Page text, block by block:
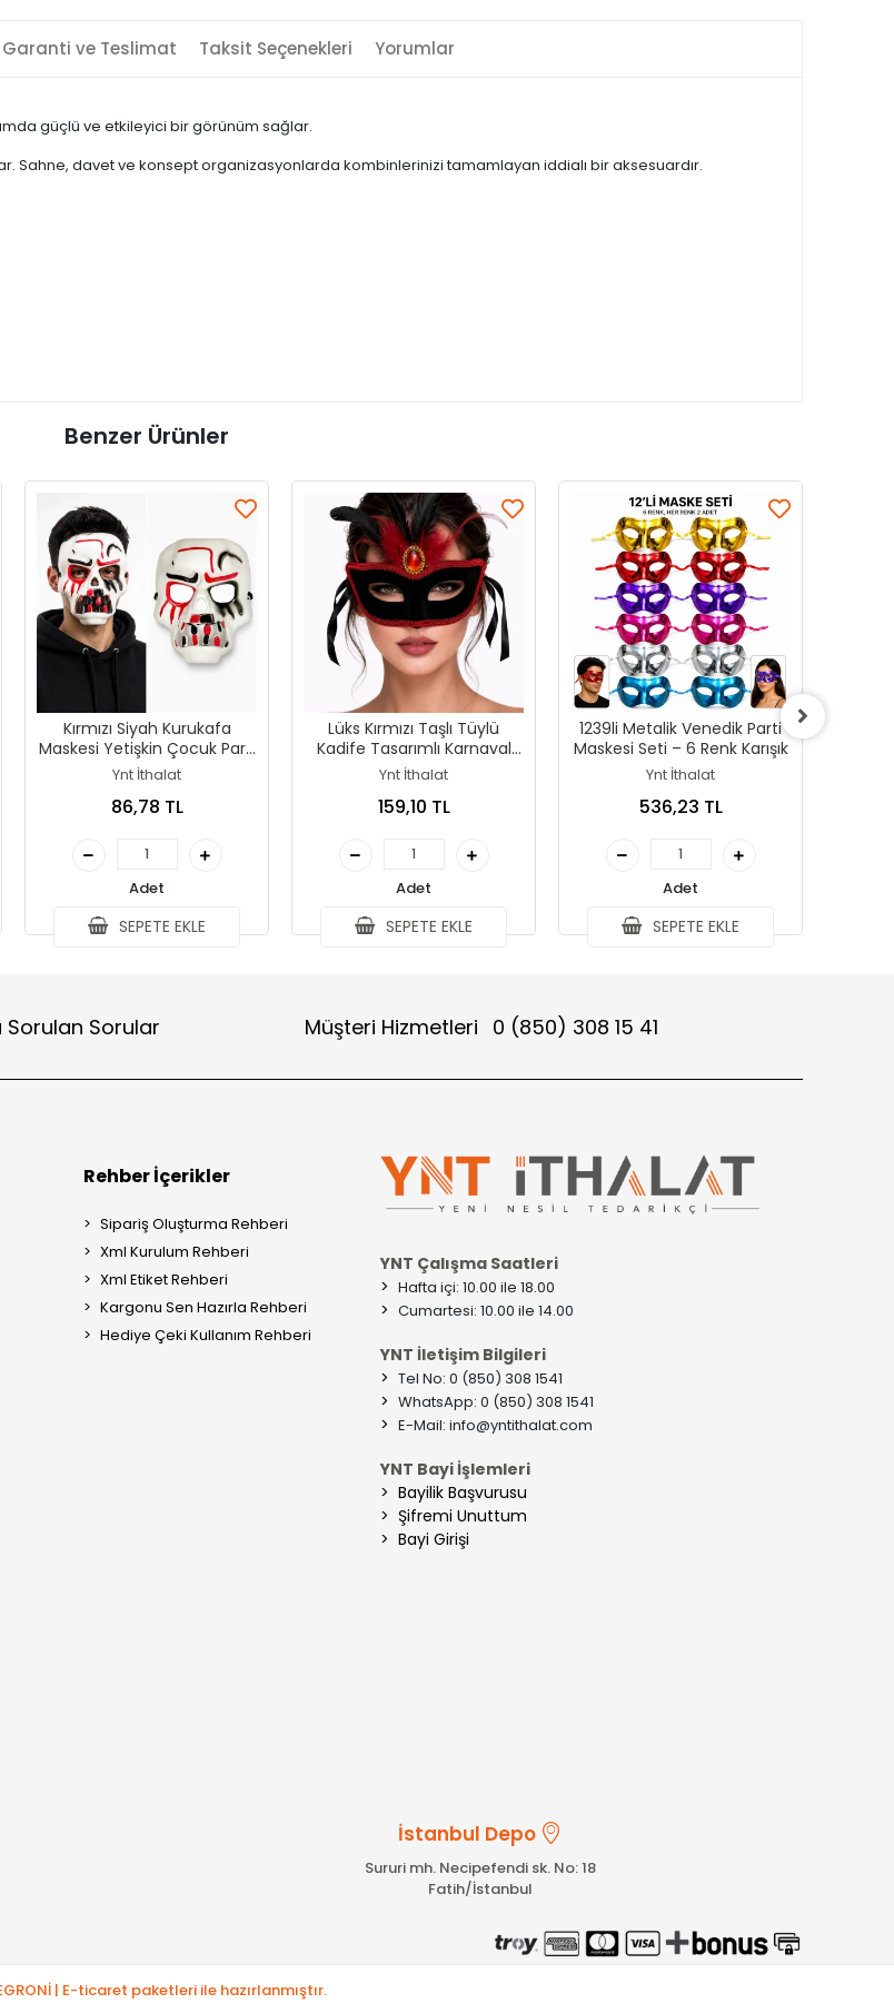
Garanti ve Teslimat Taksit Seçenekleri Yorumlar
güçlü ve etkileyici bir görünüm sağlar.
Sahne, davet ve konsept organizasyonlarda kombinlerinizi tamamlayan iddialı bir aksesuardır.
Benzer Ürünler
Kırmızı Siyah Kurukafa
Maskesi Yetişkin Çocuk Parti
Maskesi
Ynt İthalat
86,78 TL
Adet
SEPETE EKLE
Lüks Kırmızı Taşlı Tüylü
Kadife Tasarımlı Karnaval
Maskesi
Ynt İthalat
159,10 TL
Adet
SEPETE EKLE
1239li Metalik Venedik Parti
Maskesi Seti – 6 Renk Karışık
Ynt İthalat
536,23 TL
Adet
SEPETE EKLE
Sorulan Sorular Müşteri Hizmetleri 0 (850) 308 15 41
Rehber İçerikler
Sipariş Oluşturma Rehberi
Xml Kurulum Rehberi
Xml Etiket Rehberi
Kargonu Sen Hazırla Rehberi
Hediye Çeki Kullanım Rehberi
YNT Çalışma Saatleri
> Hafta içi: 10.00 ile 18.00
> Cumartesi: 10.00 ile 14.00
YNT İletişim Bilgileri
> Tel No: 0 (850) 308 1541
> WhatsApp: 0 (850) 308 1541
> E-Mail: info@yntithalat.com
YNT Bayi İşlemleri
> Bayilik Başvurusu
> Şifremi Unuttum
> Bayi Girişi
İstanbul Depo
Sururi mh. Necipefendi sk. No: 18
Fatih/İstanbul
| E-ticaret paketleri ile hazırlanmıştır.